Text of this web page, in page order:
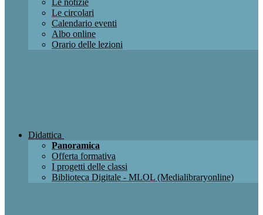
Le notizie
Le circolari
Calendario eventi
Albo online
Orario delle lezioni
Didattica
Panoramica
Offerta formativa
I progetti delle classi
Biblioteca Digitale - MLOL (Medialibraryonline)